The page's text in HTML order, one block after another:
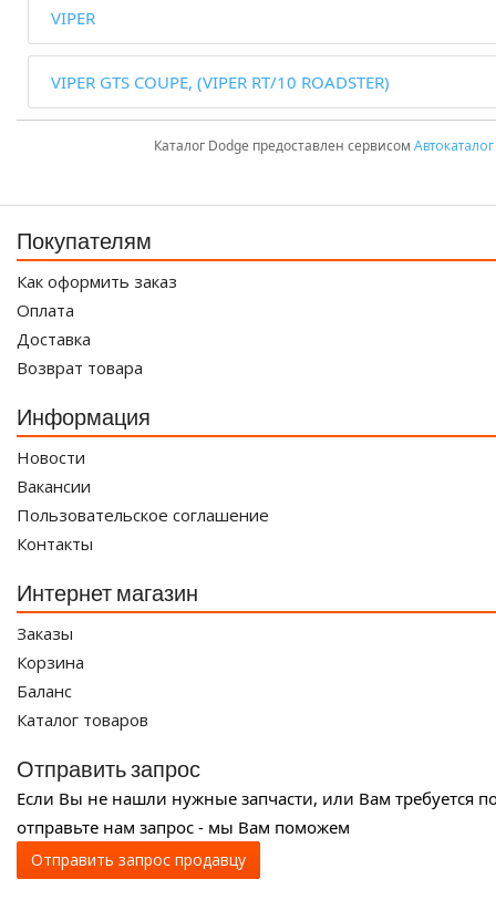
VIPER
VIPER GTS COUPE, (VIPER RT/10 ROADSTER)
Каталог Dodge предоставлен сервисом
Покупателям
Как оформить заказ
Оплата
Доставка
Возврат товара
Информация
Новости
Вакансии
Пользовательское соглашение
Контакты
Интернет магазин
Заказы
Корзина
Баланс
Каталог товаров
Отправить запрос
Если Вы не нашли нужные запчасти, или Вам требуется
отправьте нам запрос - мы Вам поможем
Отправить запрос продавцу